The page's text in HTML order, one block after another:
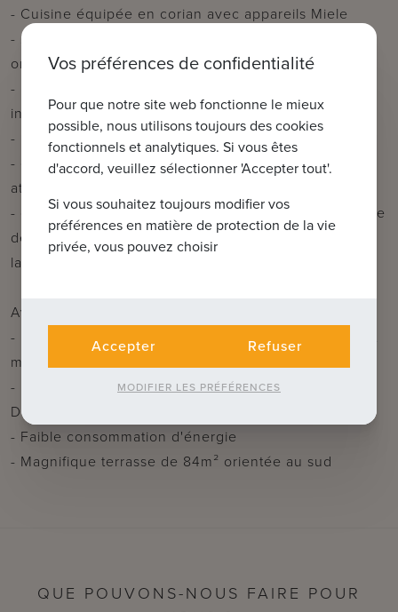
- Cuisine équipée en corian avec appareils Miele
- 2 terrasses spacieuses - respectivement 84m²
orientées sud-ouest | 31m² orientées nord-est
- hall de nuit avec toilettes séparées et placards
intégrés
- buanderie (encastrée dans le mur du placard)
- chambre principale (15m²) avec salle de bain
attenante (baignoire, douche et lavabo) | avec stores
- chambre 2 (19m²) avec dressing, coin bureau et salle
de bains attenante (douche, toilettes suspendues et
lavabo).
Avantages :
- Finitions luxueuses dans tout l'appartement (confort
moderne et matériaux élégants)
- Belle situation à la périphérie de Bruges, près du
Damse Vaart
- Faible consommation d'énergie
- Magnifique terrasse de 84m² orientée au sud
QUE POUVONS-NOUS FAIRE POUR
Vos préférences de confidentialité
Pour que notre site web fonctionne le mieux
possible, nous utilisons toujours des cookies
fonctionnels et analytiques. Si vous êtes
d'accord, veuillez sélectionner 'Accepter tout'.
Si vous souhaitez toujours modifier vos
préférences en matière de protection de la vie
privée, vous pouvez choisir
Accepter Refuser
MODIFIER LES PRÉFÉRENCES